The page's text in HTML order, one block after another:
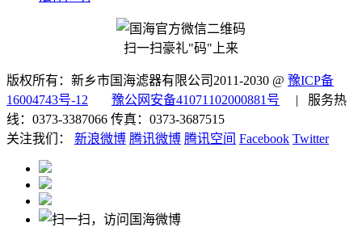
扫一扫豪礼"码"上来
版权所有：新乡市国海滤器有限公司2011-2030 @ 豫ICP备
16004743号-12
豫公网安备41071102000881号
| 服务热
线：0373-3387066 传真：0373-3687515
关注我们：
新浪微博 腾讯微博 腾讯空间 Facebook Twitter